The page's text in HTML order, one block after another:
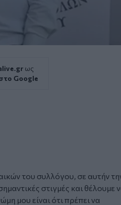
ως
Google
του συλλόγου, σε αυτήν
στιγμές και θέλουμε
μου είναι ότι πρέπει να